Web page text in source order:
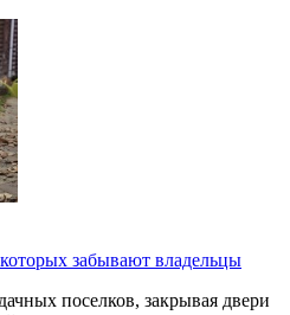
забывают владельцы
поселков, закрывая двери